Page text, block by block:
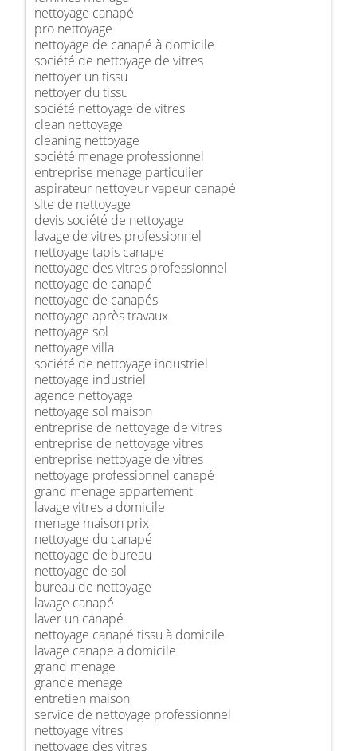
nettoyage canapé
pro nettoyage
nettoyage de canapé à domicile
société de nettoyage de vitres
nettoyer un tissu
nettoyer du tissu
société nettoyage de vitres
clean nettoyage
cleaning nettoyage
société menage professionnel
entreprise menage particulier
aspirateur nettoyeur vapeur canapé
site de nettoyage
devis société de nettoyage
lavage de vitres professionnel
nettoyage tapis canape
nettoyage des vitres professionnel
nettoyage de canapé
nettoyage de canapés
nettoyage après travaux
nettoyage sol
nettoyage villa
société de nettoyage industriel
nettoyage industriel
agence nettoyage
nettoyage sol maison
entreprise de nettoyage de vitres
entreprise de nettoyage vitres
entreprise nettoyage de vitres
nettoyage professionnel canapé
grand menage appartement
lavage vitres a domicile
menage maison prix
nettoyage du canapé
nettoyage de bureau
nettoyage de sol
bureau de nettoyage
lavage canapé
laver un canapé
nettoyage canapé tissu à domicile
lavage canape a domicile
grand menage
grande menage
entretien maison
service de nettoyage professionnel
nettoyage vitres
nettoyage des vitres